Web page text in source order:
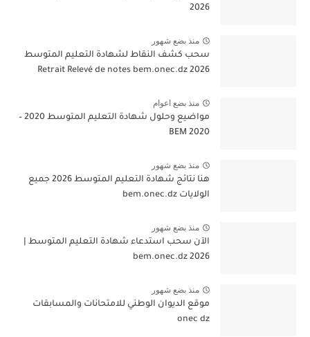
2026
منذ بضع شهور
سحب كشف النقاط لشهادة التعليم المتوسط
2026 Retrait Relevé de notes bem.onec.dz
منذ بضع اعوام
مواضيع وحلول شهادة التعليم المتوسط 2020 –
BEM 2020
منذ بضع شهور
هنا نتائج شهادة التعليم المتوسط 2026 جميع
الولايات bem.onec.dz
منذ بضع شهور
الآن سحب استدعاء شهادة التعليم المتوسط |
2026 bem.onec.dz
منذ بضع شهور
موقع الديوان الوطني للامتحانات والمسابقات
onec dz